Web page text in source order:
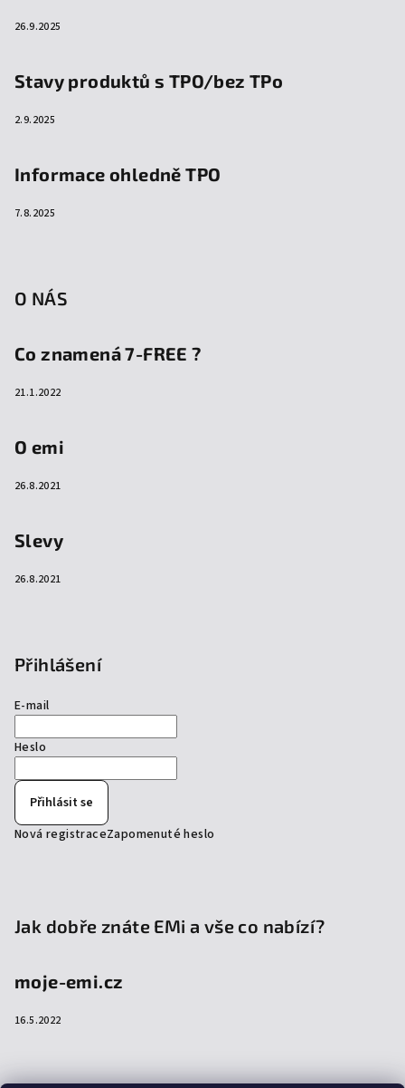
26.9.2025
Stavy produktů s TPO/bez TPo
2.9.2025
Informace ohledně TPO
7.8.2025
O NÁS
Co znamená 7-FREE ?
21.1.2022
O emi
26.8.2021
Slevy
26.8.2021
Přihlášení
E-mail
Heslo
Přihlásit se
Nová registraceZapomenuté heslo
Jak dobře znáte EMi a vše co nabízí?
moje-emi.cz
16.5.2022